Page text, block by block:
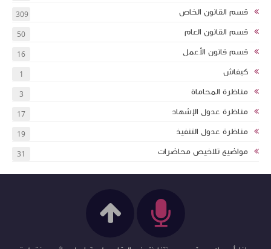
قسم القانون الخاص 309
قسم القانون العام 50
قسم قانون الأعمل 16
كيفاش 1
مناظرة المحاماة 3
مناظرة عدول الإشهاد 17
مناظرة عدول التنفيذ 19
مواضيع تلاخيص محاضرات 31